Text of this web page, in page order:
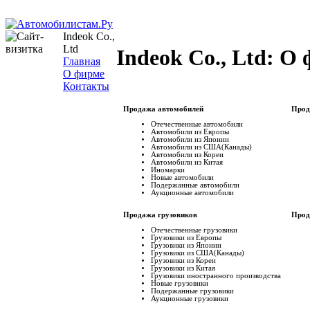
Indeok Co.,
Ltd
Главная
О фирме
Контакты
Indeok Co., Ltd: О
Продажа автомобилей
Отечественные автомобили
Автомобили из Европы
Автомобили из Японии
Автомобили из США(Канады)
Автомобили из Кореи
Автомобили из Китая
Иномарки
Новые автомобили
Подержанные автомобили
Аукционные автомобили
Продажа грузовиков
Отечественные грузовики
Грузовики из Европы
Грузовики из Японии
Грузовики из США(Канады)
Грузовики из Кореи
Грузовики из Китая
Грузовики иностранного производства
Новые грузовики
Подержанные грузовики
Аукционные грузовики